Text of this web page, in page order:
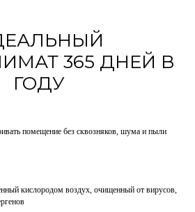
365 ДНЕЙ В
ГОДУ
помещение без сквозняков, шума и пыли
кислородом воздух, очищенный от вирусов,